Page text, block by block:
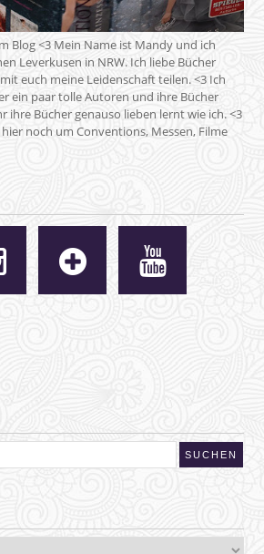
Blog <3 Mein Name ist Mandy und ich
Leverkusen in NRW. Ich liebe Bücher
euch meine Leidenschaft teilen. <3 Ich
ein paar tolle Autoren und ihre Bücher
ihre Bücher genauso lieben lernt wie ich. <3
noch um Conventions, Messen, Filme